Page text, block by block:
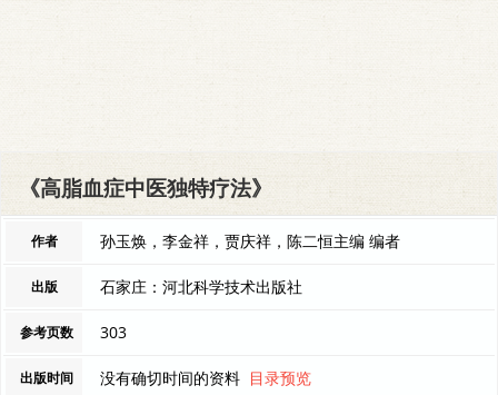
《高脂血症中医独特疗法》
作者 孙玉焕，李金祥，贾庆祥，陈二恒主编 编者
出版 石家庄：河北科学技术出版社
参考页数 303
出版时间 没有确切时间的资料 目录预览